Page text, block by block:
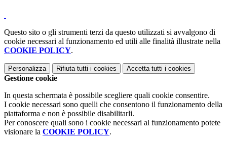
Questo sito o gli strumenti terzi da questo utilizzati si avvalgono di
cookie necessari al funzionamento ed utili alle finalità illustrate nella
COOKIE POLICY.
Personalizza Rifiuta tutti i cookies Accetta tutti i cookies
Gestione cookie
In questa schermata è possibile scegliere quali cookie consentire.
I cookie necessari sono quelli che consentono il funzionamento della
piattaforma e non è possibile disabilitarli.
Per conoscere quali sono i cookie necessari al funzionamento potete
visionare la COOKIE POLICY.